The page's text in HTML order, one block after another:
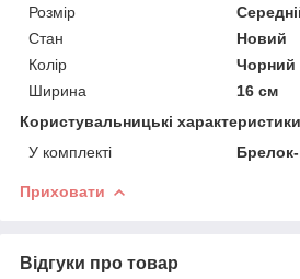
Розмір
Стан
Новий
Колір
Чорний
Ширина
16 см
Користувальницькі характеристики
У комплекті
Приховати
Відгуки про товар